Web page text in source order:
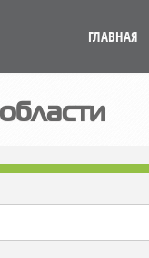
ГЛАВНАЯ